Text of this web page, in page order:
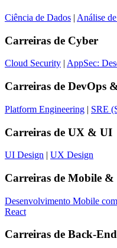
Ciência de Dados | Análise
Carreiras de Cyber
Cloud Security | AppSec:
Carreiras de DevOps
Platform Engineering | SRE
Carreiras de UX & UI
UI Design | UX Design
Carreiras de Mobile &
Desenvolvimento Mobile
React
Carreiras de Back-End